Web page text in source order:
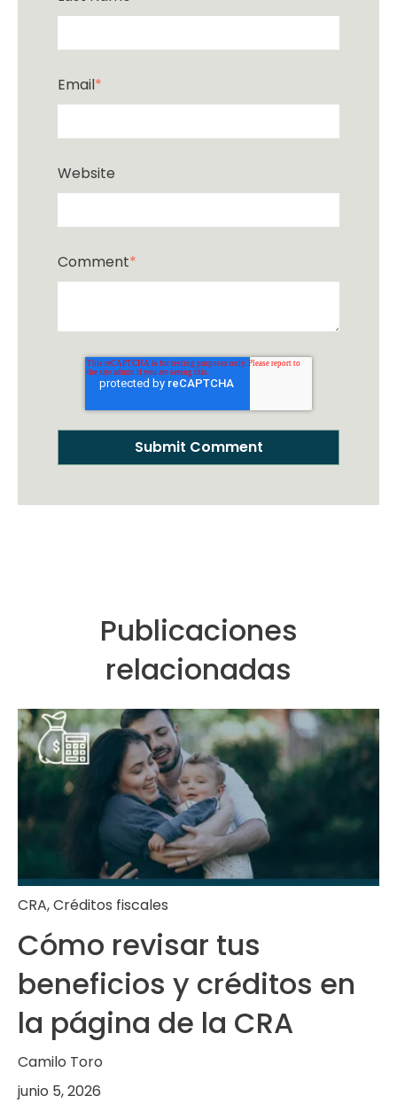
Email*
Website
Comment*
Publicaciones
relacionadas
CRA,Créditos fiscales
Cómo revisar tus
beneficios y créditos en
la página de la CRA
Camilo Toro
junio 5, 2026